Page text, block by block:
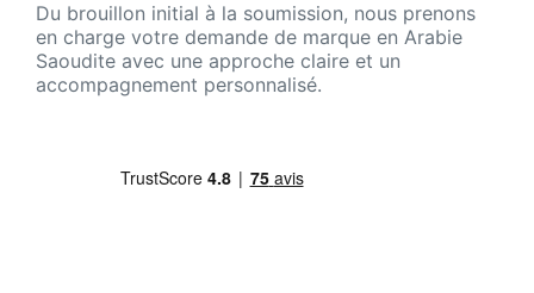
Du brouillon initial à la soumission, nous prenons
en charge votre demande de marque en Arabie
Saoudite avec une approche claire et un
accompagnement personnalisé.